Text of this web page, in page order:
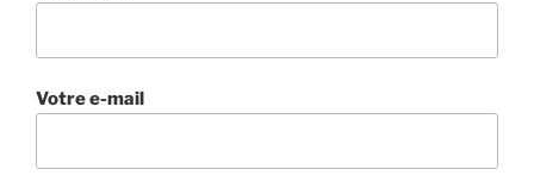
Votre e-mail